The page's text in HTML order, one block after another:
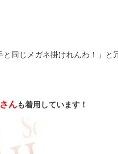
同じメガネ掛けれんわ！」と
んも着用しています！